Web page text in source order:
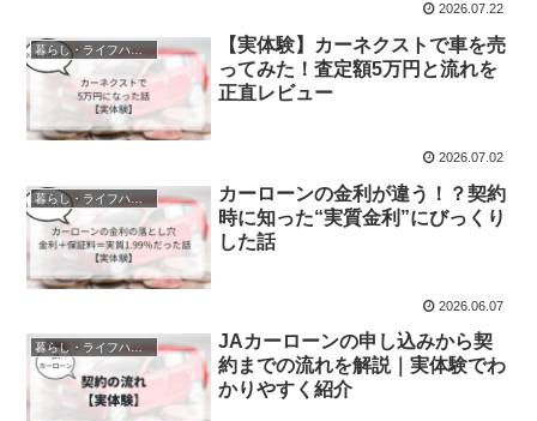
2026.07.22
暮らし・ライフハック
【実体験】カーネクストで車を売
ってみた！査定額5万円と流れを
正直レビュー
2026.07.02
カーローンの金利が違う！？契約
時に知った“実質金利”にびっくり
した話
2026.06.07
暮らし・ライフハック
JAカーローンの申し込みから契
約までの流れを解説｜実体験でわ
かりやすく紹介